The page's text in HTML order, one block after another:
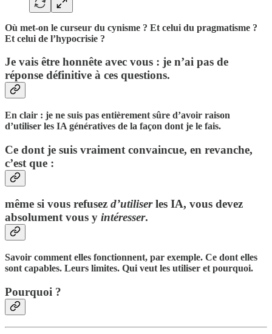
Où met-on le curseur du cynisme ? Et celui du pragmatisme ?
Et celui de l’hypocrisie ?
Je vais être honnête avec vous : je n’ai pas de
réponse définitive à ces questions.
En clair : je ne suis pas entièrement sûre d’avoir raison
d’utiliser les IA génératives de la façon dont je le fais.
Ce dont je suis vraiment convaincue, en revanche,
c’est que :
même si vous refusez d’utiliserles IA, vous devez
absolument vous y intéresser.
Savoir comment elles fonctionnent, par exemple. Ce dont elles
sont capables. Leurs limites. Qui veut les utiliser et pourquoi.
Pourquoi ?